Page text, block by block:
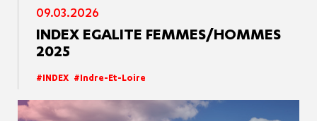
09.03.2026
INDEX EGALITE FEMMES/HOMMES
2025
INDEX Indre-Et-Loire